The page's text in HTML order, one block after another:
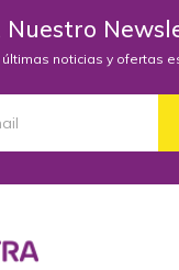
Nuestro
noticias y ofertas